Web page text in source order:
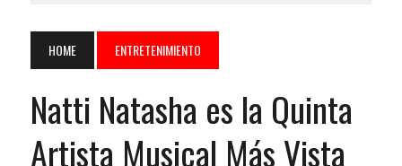
HOME ENTRETENIMIENTO
Natti Natasha es la Quinta
Artista Musical Más Vista